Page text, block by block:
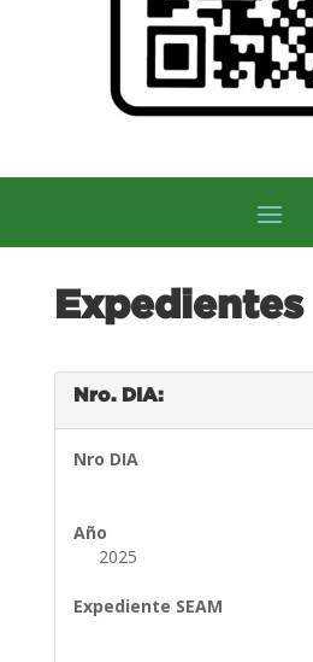
Expedientes
Nro. DIA:
Nro DIA
Año
2025
Expediente SEAM